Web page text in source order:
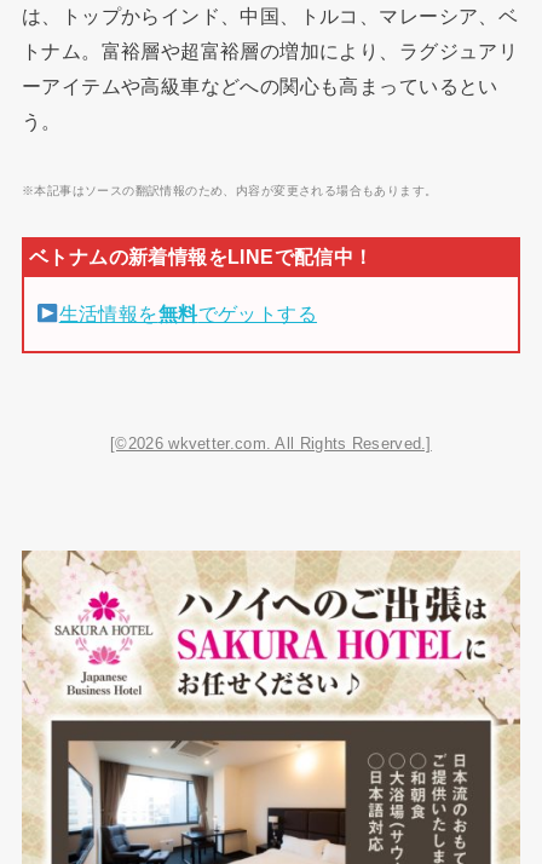
は、トップからインド、中国、トルコ、マレーシア、ベ
トナム。富裕層や超富裕層の増加により、ラグジュアリ
ーアイテムや高級車などへの関心も高まっているとい
う。
※本記事はソースの翻訳情報のため、内容が変更される場合もあります。
生活情報を無料でゲットする
[©2026 wkvetter.com. All Rights Reserved.]